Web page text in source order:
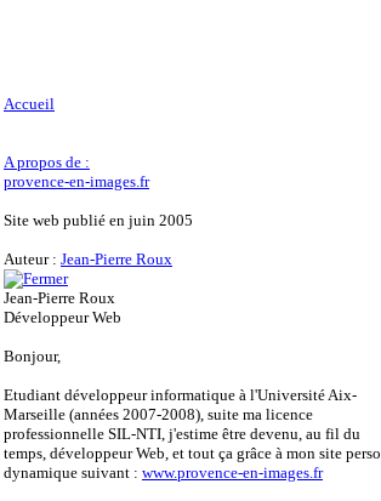
Accueil
A propos de :
provence-en-images.fr
Site web publié en juin 2005
Auteur : Jean-Pierre Roux
Jean-Pierre Roux
Développeur Web
Bonjour,
Etudiant développeur informatique à l'Université Aix-
Marseille (années 2007-2008), suite ma licence
professionnelle SIL-NTI, j'estime être devenu, au fil du
temps, développeur Web, et tout ça grâce à mon site perso
dynamique suivant : www.provence-en-images.fr